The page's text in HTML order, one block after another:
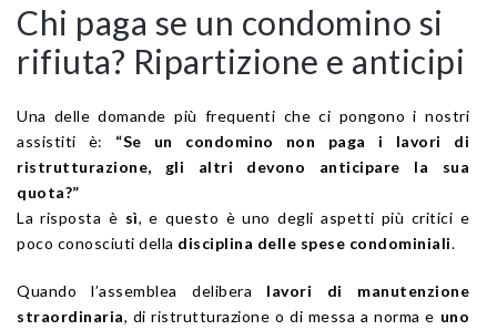
Chi paga se un condomino si
rifiuta? Ripartizione e anticipi
Una delle domande più frequenti che ci pongono i nostri
assistiti è: “Se un condomino non paga i lavori di
ristrutturazione, gli altri devono anticipare la sua
quota?”
La risposta è sì, e questo è uno degli aspetti più critici e
poco conosciuti della disciplina delle spese condominiali.
Quando l’assemblea delibera lavori di manutenzione
straordinaria, di ristrutturazione o di messa a norma e uno